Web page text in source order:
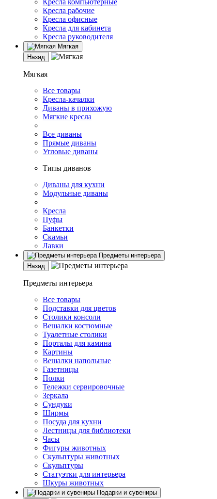
Кресла компьютерные
Кресла рабочие
Кресла офисные
Кресла для кабинета
Кресла руководителя
Мягкая
Назад
Мягкая
Все товары
Кресла-качалки
Диваны в прихожую
Мягкие кресла
Все диваны
Прямые диваны
Угловые диваны
Типы диванов
Диваны для кухни
Модульные диваны
Кресла
Пуфы
Банкетки
Скамьи
Лавки
Предметы интерьера
Назад
Предметы интерьера
Все товары
Подставки для цветов
Столики консоли
Вешалки костюмные
Туалетные столики
Порталы для камина
Картины
Вешалки напольные
Газетницы
Полки
Тележки сервировочные
Зеркала
Сундуки
Ширмы
Посуда для кухни
Лестницы для библиотеки
Часы
Фигуры животных
Скульптуры животных
Скульптуры
Статуэтки для интерьера
Шкуры животных
Подарки и сувениры